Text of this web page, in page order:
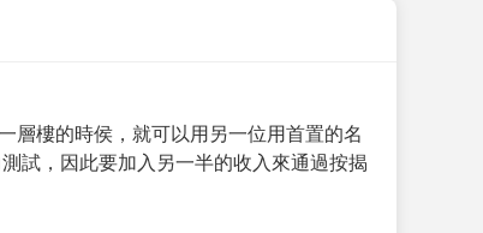
層樓的時侯，就可以用另一位用首置的名
試，因此要加入另一半的收入來通過按揭